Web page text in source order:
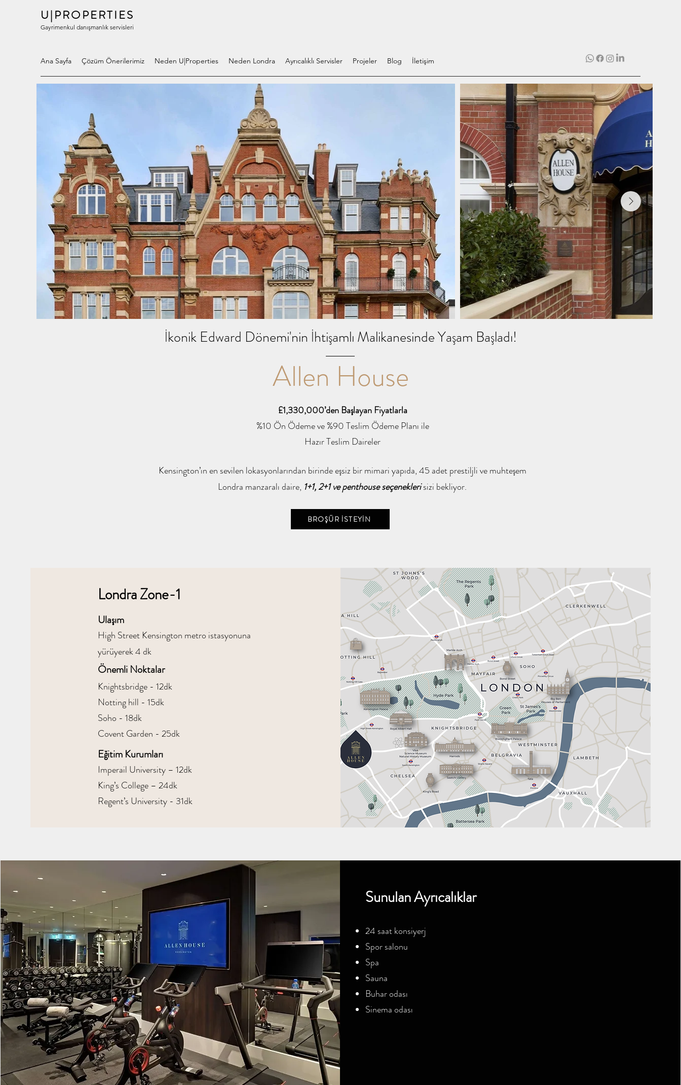
U|PROPERTIES
Gayrimenkul danışmanlık servisleri
Ana Sayfa Çözüm Önerilerimiz Neden U|Properties Neden Londra Ayrıcalıklı Servisler Projeler Blog İletişim
İkonik Edward Dönemi'nin İhtişamlı Malikanesinde Yaşam Başladı!
Allen House
£1,330,000’den Başlayan Fiyatlarla
%10 Ön Ödeme ve %90 Teslim Ödeme Planı ile
Hazır Teslim Daireler
Kensington’ın en sevilen lokasyonlarından birinde eşsiz bir mimari yapıda, 45 adet prestiljli ve muhteşem
Londra manzaralı daire, 1+1, 2+1 ve penthouse seçeneklerisizi bekliyor.
BROŞÜR İSTEYİN
Londra Zone-1
Ulaşım
High Street Kensington metro istasyonuna
yürüyerek 4 dk
Önemli Noktalar
Knightsbridge - 12dk
Notting hill - 15dk
Soho - 18dk
Covent Garden - 25dk
Eğitim Kurumları
Imperail University – 12dk
King’s College – 24dk
Regent’s University - 31dk
Sunulan Ayrıcalıklar
24 saat konsiyerj
Spor salonu
Spa
Sauna
Buhar odası
Sinema odası